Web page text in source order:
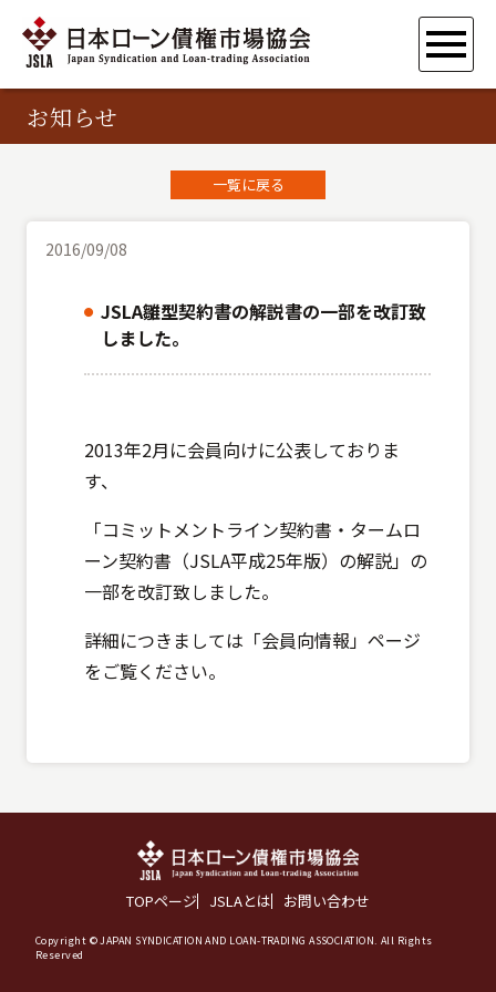
お知らせ
一覧に戻る
2016/09/08
JSLA雛型契約書の解説書の一部を改訂致
しました。
2013年2月に会員向けに公表しておりま
す、
「コミットメントライン契約書・タームロ
ーン契約書（JSLA平成25年版）の解説」の
一部を改訂致しました。
詳細につきましては「会員向情報」ページ
をご覧ください。
TOPページ JSLAとは お問い合わせ
Copyright © JAPAN SYNDICATION AND LOAN-TRADING ASSOCIATION. All Rights
Reserved